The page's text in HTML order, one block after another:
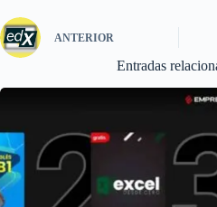
ANTERIOR
Entradas